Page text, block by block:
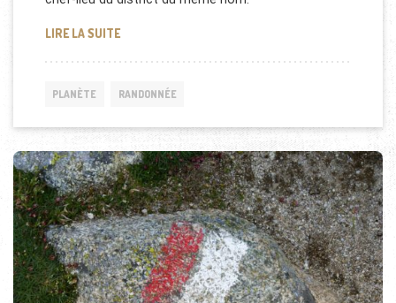
LIRE LA SUITERANDONNÉE CITADINE À KATMANDOU AU NÉPAL
PLANÈTE RANDONNÉE